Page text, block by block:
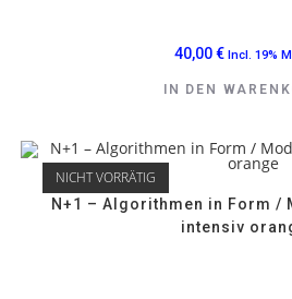
40,00€ Incl. 19%
IN DEN
NICHT VORRÄTIG
N+1 – Algorithmen in Form /
intensiv